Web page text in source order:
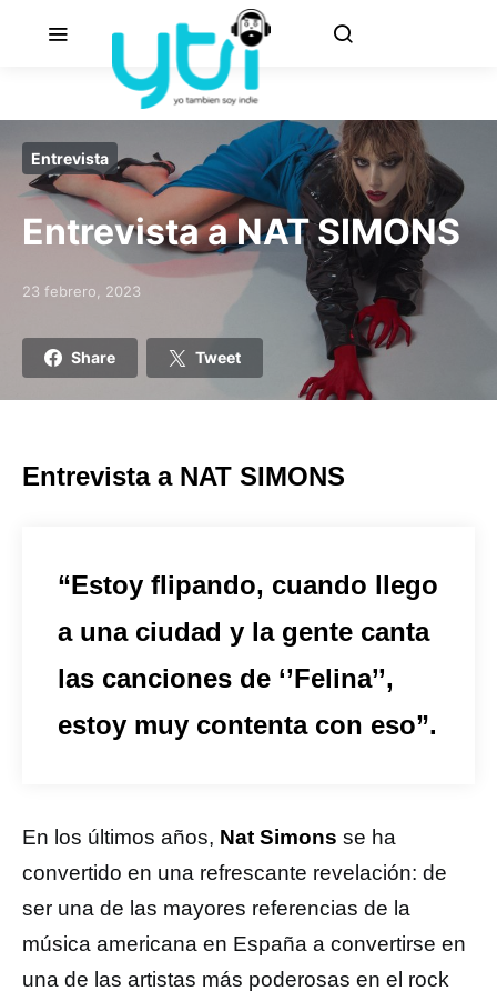
Entrevista
Entrevista a NAT SIMONS
Posted on
23 febrero, 2023
Share Tweet
Entrevista a NAT SIMONS
“Estoy flipando, cuando llego
a una ciudad y la gente canta
las canciones de ‘’Felina’’,
estoy muy contenta con eso”.
En los últimos años, Nat Simons se ha
convertido en una refrescante revelación: de
ser una de las mayores referencias de la
música americana en España a convertirse en
una de las artistas más poderosas en el rock